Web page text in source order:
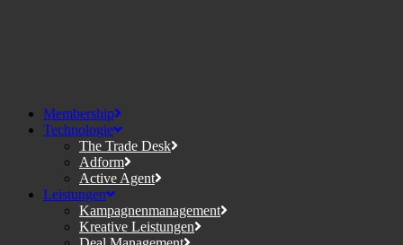
Membership
Technologie
The Trade Desk
Adform
Active Agent
Leistungen
Kampagnenmanagement
Kreative Leistungen